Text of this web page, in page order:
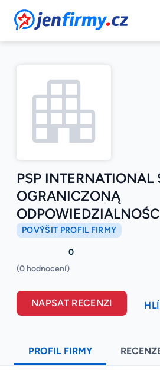
JenFirmy.cz
PSP INTERNATIONAL
OGRANICZONĄ
POVÝŠIT PROFIL FIRMY
0
(0 hodnocení)
NAPSAT RECENZI
PROFIL FIRMY